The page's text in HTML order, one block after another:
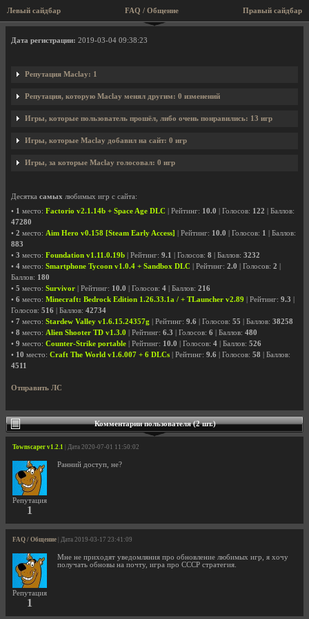
Левый сайдбар Правый сайдбар
FAQ / Общение
Профиль пользователя Maclay
Дата регистрации: 2019-03-04 09:38:23
Репутация Maclay: 1
Репутация, которую Maclay менял другим: 0 изменений
Игры, которые пользователь прошёл, либо очень понравились: 13 игр
Игры, которые Maclay добавил на сайт: 0 игр
Игры, за которые Maclay голосовал: 0 игр
Десятка самых любимых игр с сайта:
• 1 место: Factorio v2.1.14b + Space Age DLC | Рейтинг: 10.0 | Голосов: 122 | Баллов:
47280
• 2 место: Aim Hero v0.158 [Steam Early Access] | Рейтинг: 10.0 | Голосов: 1
| Баллов:
883
• 3 место: Foundation v1.11.0.19b | Рейтинг: 9.1 | Голосов: 8 | Баллов: 3232
• 4 место: Smartphone Tycoon v1.0.4 + Sandbox DLC | Рейтинг: 2.0 | Голосов: 2
Баллов: 180
• 5 место: Survivor | Рейтинг: 10.0 | Голосов: 4 | Баллов: 216
• 6 место: Minecraft: Bedrock Edition 1.26.33.1a / + TLauncher v2.89 | Рейтинг: 9.3
Голосов: 516 | Баллов: 42734
• 7 место: Stardew Valley v1.6.15.24357g | Рейтинг: 9.6 | Голосов: 55 | Баллов: 38258
• 8 место: Alien Shooter TD v1.3.0 | Рейтинг: 6.3 | Голосов: 6 | Баллов: 480
• 9 место: Counter-Strike portable | Рейтинг: 10.0 | Голосов: 4 | Баллов: 526
• 10 место: Craft The World v1.6.007 + 6 DLCs | Рейтинг: 9.6 | Голосов: 58 | Баллов:
4511
Отправить ЛС
Комментарии пользователя (2 шт.)
Townscaper v1.2.1 | Дата 2020-07-01 11:50:02
Репутация
1
Ранний доступ, не?
FAQ / Общение | Дата 2019-03-17 23:41:09
Репутация
1
Мне не приходят уведомляния про обновление любимых игр, я хочу
получать обновы на почту, игра про СССР стратегия.